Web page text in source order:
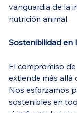
vanguardia de la
nutrición animal.
Sostenibilidad en
El compromiso
extiende más allá
Nos esforzamos
sostenibles en